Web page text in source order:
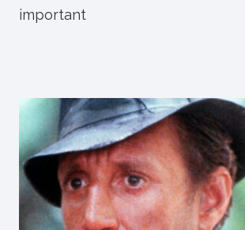
important